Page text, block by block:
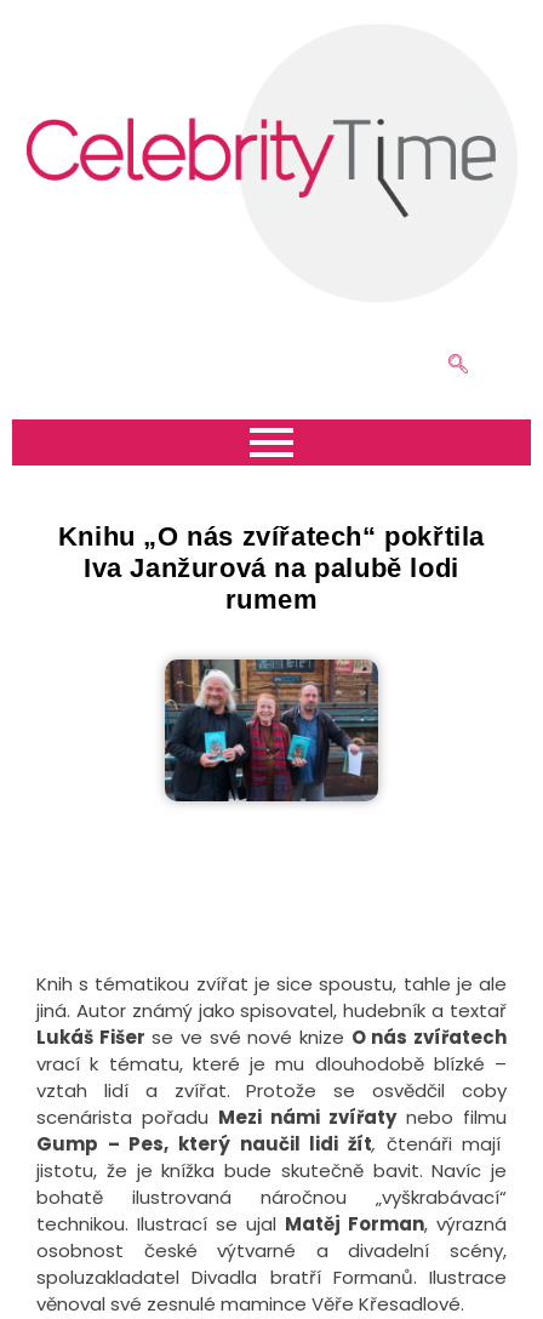
Knihu „O nás zvířatech“ pokřtila
Iva Janžurová na palubě lodi
rumem
Knih s tématikou zvířat je sice spoustu, tahle je ale
jiná. Autor známý jako spisovatel, hudebník a textař
Lukáš Fišer se ve své nové knize O nás zvířatech
vrací k tématu, které je mu dlouhodobě blízké –
vztah lidí a zvířat. Protože se osvědčil coby
scenárista pořadu Mezi námi zvířatynebo filmu
Gump – Pes, který naučil lidi žít, čtenáři mají
jistotu, že je knížka bude skutečně bavit. Navíc je
bohatě ilustrovaná náročnou „vyškrabávací“
technikou. Ilustrací se ujal Matěj Forman, výrazná
osobnost české výtvarné a divadelní scény,
spoluzakladatel Divadla bratří Formanů. Ilustrace
věnoval své zesnulé mamince Věře Křesadlové.